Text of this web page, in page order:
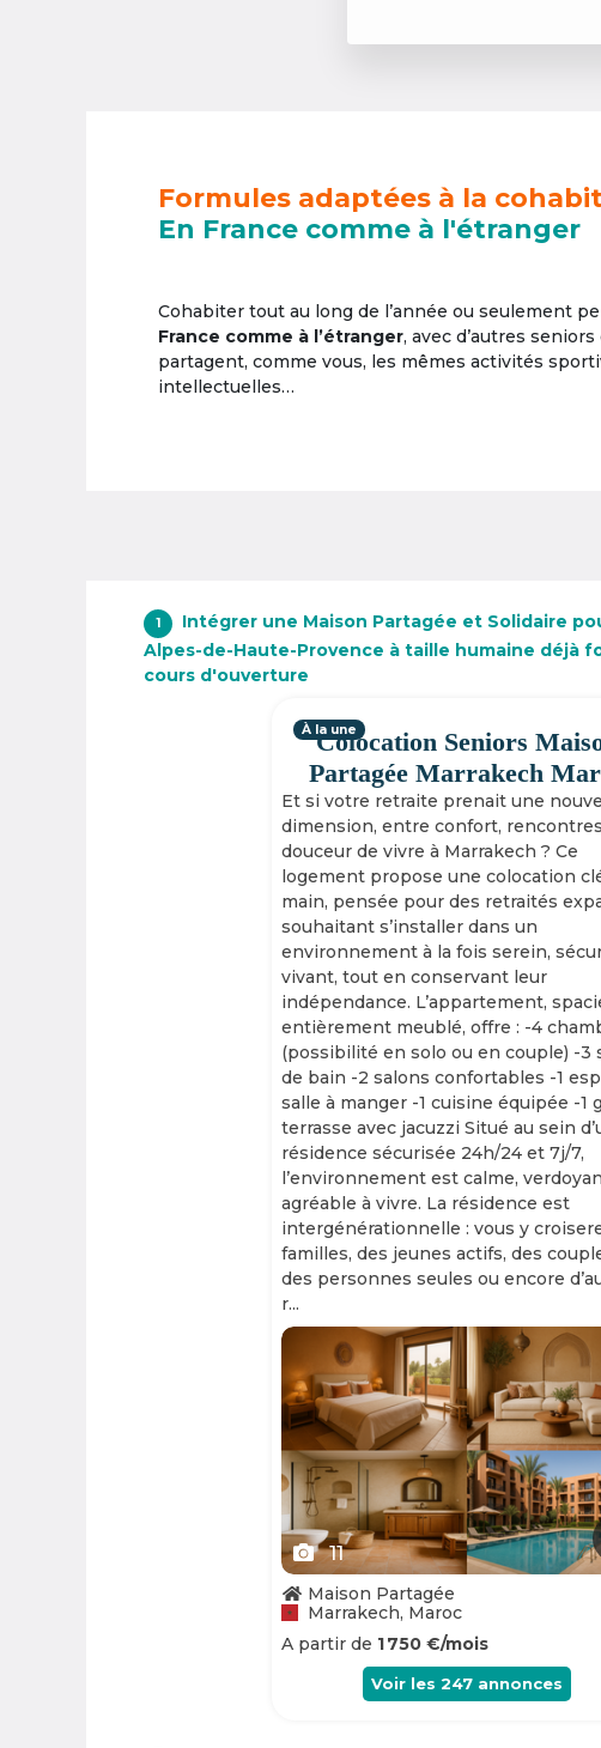
Formules adaptées à la
En France comme à l'étranger
Cohabiter tout au long de l’année ou seulement
France comme à l’étranger, avec d’autres
partagent, comme vous, les mêmes activités
intellectuelles…
1
Intégrer une Maison Partagée et Solidaire
Alpes-de-Haute-Provence à taille humaine déjà
cours d'ouverture
Colocation Seniors
Partagée Marrakech
Et si votre retraite prenait une
dimension, entre confort,
douceur de vivre à Marrakech ? Ce
logement propose une colocation
main, pensée pour des retraités
souhaitant s’installer dans un
environnement à la fois serein,
vivant, tout en conservant leur
indépendance. L’appartement,
entièrement meublé, offre : -4
(possibilité en solo ou en couple) -3
de bain -2 salons confortables -1
salle à manger -1 cuisine équipée -1
terrasse avec jacuzzi Situé au sein
résidence sécurisée 24h/24 et 7j/7,
l’environnement est calme,
agréable à vivre. La résidence est
intergénérationnelle : vous y
familles, des jeunes actifs, des
des personnes seules ou encore
r...
À la une
Slide 1 of 11
11
Maison Partagée
Marrakech, Maroc
A partir de 1 750 €/mois
Voir les 247 annonces